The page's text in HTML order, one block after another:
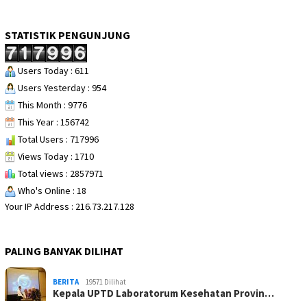
STATISTIK PENGUNJUNG
Users Today : 611
Users Yesterday : 954
This Month : 9776
This Year : 156742
Total Users : 717996
Views Today : 1710
Total views : 2857971
Who's Online : 18
Your IP Address : 216.73.217.128
PALING BANYAK DILIHAT
BERITA 19571 Dilihat
Kepala UPTD Laboratorum Kesehatan Provin…